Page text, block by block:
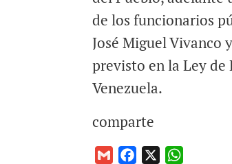
de los funcionarios
José Miguel
previsto en la Ley
Venezuela.
comparte
G